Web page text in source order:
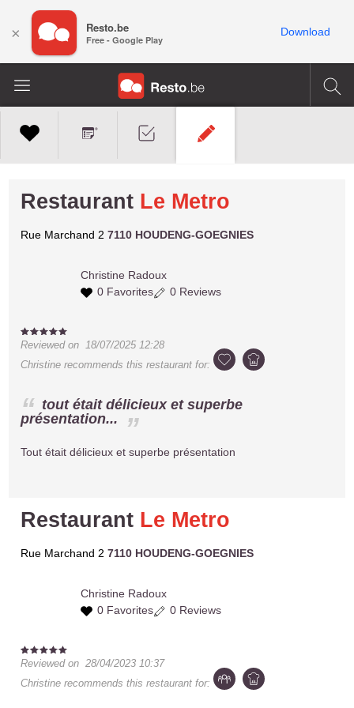
Restaurant Le Metro
Rue Marchand 27110 HOUDENG-GOEGNIES
Christine Radoux
0 Favorites
0 Reviews
Reviewed on18/07/2025 12:28
Christine recommends this restaurant for:
tout était délicieux et superbe
présentation...
Tout était délicieux et superbe présentation
Restaurant Le Metro
Rue Marchand 27110 HOUDENG-GOEGNIES
Christine Radoux
0 Favorites
0 Reviews
Reviewed on28/04/2023 10:37
Christine recommends this restaurant for:
× Resto.be
Free - Google Play
Download